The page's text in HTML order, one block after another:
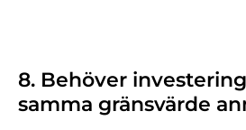
8. Behöver
samma gränsvärde